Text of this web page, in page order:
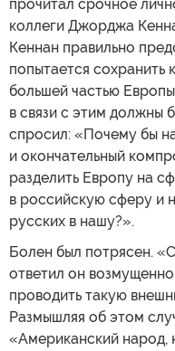
прочитал срочное
коллеги Джорджа
Кеннан правильно
попытается сохранить
большей частью
в связи с этим должны
спросил: «Почему бы
и окончательный
разделить Европу на
в российскую сферу и
русских в нашу?».
Болен был потрясен.
ответил он
проводить такую
Размышляя об этом
«Американский народ,